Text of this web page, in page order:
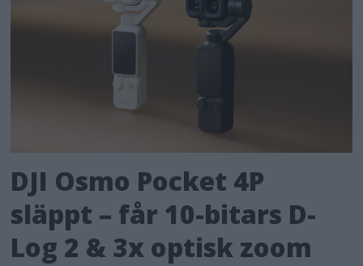
DJI Osmo Pocket 4P
släppt – får 10-bitars D-
Log 2 & 3x optisk zoom